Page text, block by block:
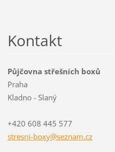
Kontakt
Půjčovna střešních boxů
Praha
Kladno - Slaný
+420 608 445 577
stresni-boxy@seznam.cz